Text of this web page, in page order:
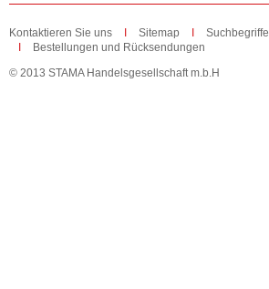
Kontaktieren Sie uns Sitemap Suchbegriffe
Bestellungen und Rücksendungen
© 2013 STAMA Handelsgesellschaft m.b.H